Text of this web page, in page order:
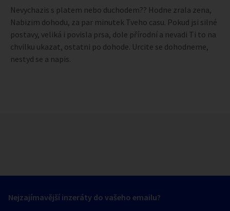
Nevychazis s platem nebo duchodem?? Hodne zrala zena,
Nabizim dohodu, za par minutek Tveho casu. Pokud jsi silné
postavy, veliká i povisla prsa, dole přírodní a nevadi Ti to na
chvilku ukazat, ostatni po dohode. Urcite se dohodneme,
nestyd se a napis.
Nejzajímavější inzeráty do vašeho emailu?